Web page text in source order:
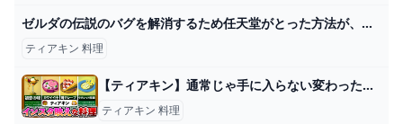
ゼルダの伝説のバグを解消するため任天堂がとった方法が、ほぼ天地創造と一緒だった「もはや神様で草」 (2ページ目)
ティアキン 料理
【ティアキン】通常じゃ手に入らない変わった料理 - YouTube
ティアキン 料理